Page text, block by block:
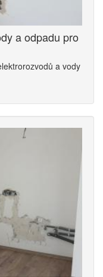
a odpadu pro
a vody